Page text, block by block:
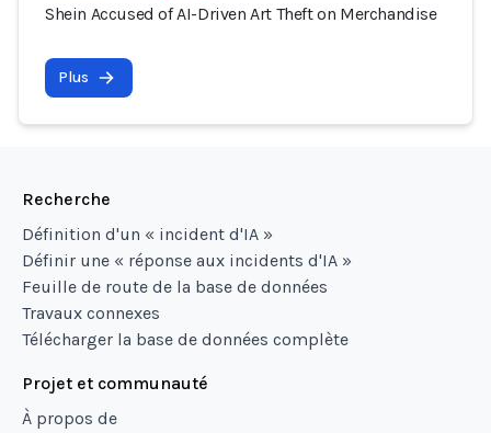
Shein Accused of AI-Driven Art Theft on Merchandise
Plus
Recherche
Définition d'un « incident d'IA »
Définir une « réponse aux incidents d'IA »
Feuille de route de la base de données
Travaux connexes
Télécharger la base de données complète
Projet et communauté
À propos de